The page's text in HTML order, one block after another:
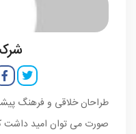
طراحان خلاقی و فرهنگ
صورت می توان امید داشت